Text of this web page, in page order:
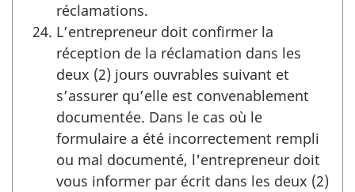
réclamations.
L’entrepreneur doit confirmer la
réception de la réclamation dans les
deux (2) jours ouvrables suivant et
s’assurer qu’elle est convenablement
documentée. Dans le cas où le
formulaire a été incorrectement rempli
ou mal documenté, l'entrepreneur doit
vous informer par écrit dans les deux (2)